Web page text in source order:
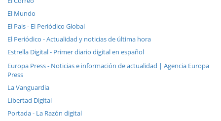
El Mundo
El Pais - El Periódico Global
El Periódico - Actualidad y noticias de última hora
Estrella Digital - Primer diario digital en español
Europa Press - Noticias e información de actualidad | Agencia Europa
Press
La Vanguardia
Libertad Digital
Portada - La Razón digital